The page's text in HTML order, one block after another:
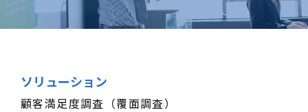
ソリューション
顧客満足度調査（覆面調査）